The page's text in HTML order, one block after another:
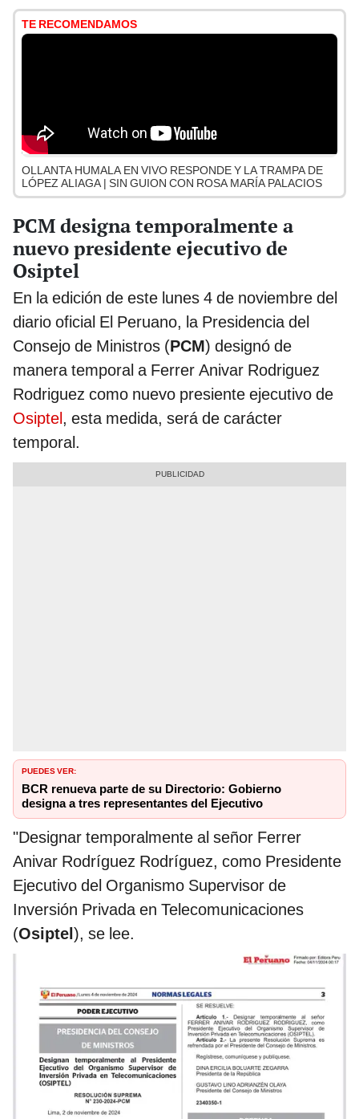
TE RECOMENDAMOS
OLLANTA HUMALA EN VIVO RESPONDE Y LA TRAMPA DE
LÓPEZ ALIAGA | SIN GUION CON ROSA MARÍA PALACIOS
PCM designa temporalmente a
nuevo presidente ejecutivo de
Osiptel
En la edición de este lunes 4 de noviembre del
diario oficial El Peruano, la Presidencia del
Consejo de Ministros (PCM) designó de
manera temporal a Ferrer Anivar Rodriguez
Rodriguez como nuevo presiente ejecutivo de
Osiptel, esta medida, será de carácter
temporal.
PUEDES VER:
BCR renueva parte de su Directorio: Gobierno
designa a tres representantes del Ejecutivo
"Designar temporalmente al señor Ferrer
Anivar Rodríguez Rodríguez, como Presidente
Ejecutivo del Organismo Supervisor de
Inversión Privada en Telecomunicaciones
(Osiptel), se lee.